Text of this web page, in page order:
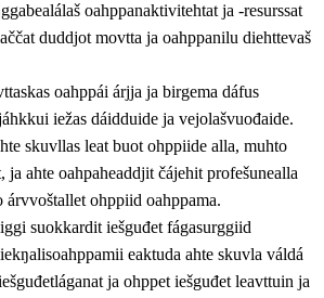
prinsihpat
oahppanbiras
ja heivehuvvon oahpahus
ruovttu ja skuvlla gaskka
ja bargoeallimis
ja skuvlaovdáneapmi
oahppanaktivitehtat ja -resurssat
duddjot movtta ja oahppanilu diehttevaš
oahppái árjja ja birgema dáfus
iežas dáidduide ja vejolašvuođaide.
skuvllas leat buot ohppiide alla, muhto
ja ahte oahpaheaddjit čájehit profešunealla
árvvoštallet ohppiid oahppama.
suokkardit iešguđet fágasurggiid
eaktuda ahte skuvla váldá
ja ohppet iešguđet leavttuin ja